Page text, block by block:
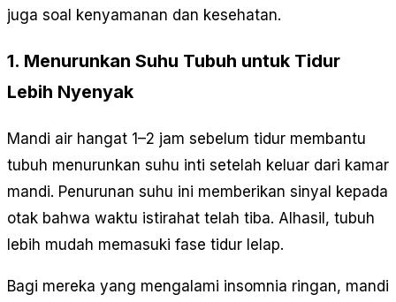
juga soal kenyamanan dan kesehatan.
1. Menurunkan Suhu Tubuh untuk Tidur
Lebih Nyenyak
Mandi air hangat 1–2 jam sebelum tidur membantu
tubuh menurunkan suhu inti setelah keluar dari kamar
mandi. Penurunan suhu ini memberikan sinyal kepada
otak bahwa waktu istirahat telah tiba. Alhasil, tubuh
lebih mudah memasuki fase tidur lelap.
Bagi mereka yang mengalami insomnia ringan, mandi